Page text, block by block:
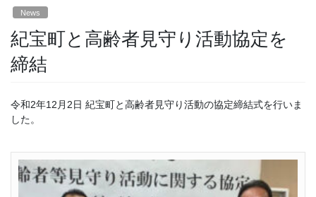
News
紀宝町と高齢者見守り活動協定を
締結
令和2年12月2日 紀宝町と高齢者見守り活動の協定締結式を行いま
した。